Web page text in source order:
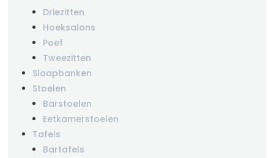
Driezitten
Hoeksalons
Poef
Tweezitten
Slaapbanken
Stoelen
Barstoelen
Eetkamerstoelen
Tafels
Bartafels